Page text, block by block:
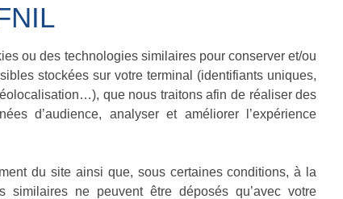
ou des technologies similaires pour conserver et/ou
stockées sur votre terminal (identifiants uniques,
que nous traitons afin de réaliser des
d’audience, analyser et améliorer l’expérience
du site ainsi que, sous certaines conditions, à la
similaires ne peuvent être déposés qu’avec votre